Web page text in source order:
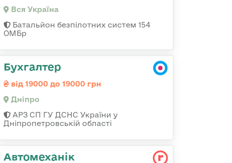
Вся Україна
Батальйон безпілотних систем 154
ОМБр
Бухгалтер
від 19000 до 19000 грн
Дніпро
АРЗ СП ГУ ДСНС України у
Дніпропетровській області
Автомеханік